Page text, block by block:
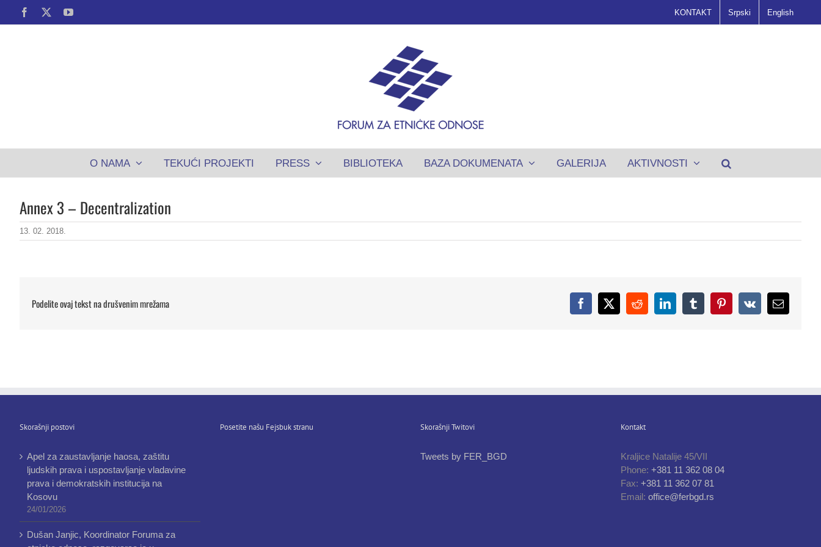
Facebook YouTube KONTAKT Srpski English
O NAMA TEKUĆI PROJEKTI PRESS BIBLIOTEKA BAZA DOKUMENATA GALERIJA AKTIVNOSTI
Annex 3 – Decentralization
13. 02. 2018.
Podelite ovaj tekst na drušvenim mrežama Facebook
X RedditLinkedInTumblrPinterest
Vk Email
Skorašnji postovi
Apel za zaustavljanje haosa, zaštitu
ljudskih prava i uspostavljanje vladavine
prava i demokratskih institucija na
Kosovu
24/01/2026
Dušan Janjic, Koordinator Foruma za
Posetite našu Fejsbuk stranu Skorašnji Twitovi
Tweets by FER_BGD
Kontakt
Kraljice Natalije 45/VII
Phone: +381 11 362 08 04
Fax: +381 11 362 07 81
Email: office@ferbgd.rs